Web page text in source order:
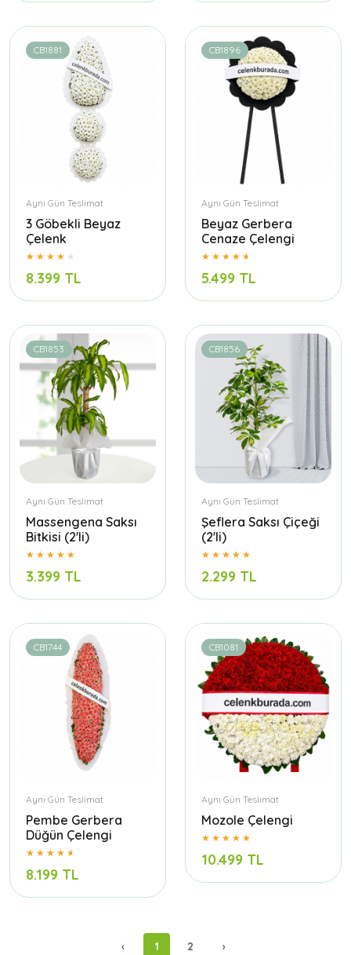
CB1881
Aynı Gün Teslimat
3 Göbekli Beyaz
Çelenk
8.399 TL
CB1896
Aynı Gün Teslimat
Beyaz Gerbera
Cenaze Çelengi
5.499 TL
CB1853
Aynı Gün Teslimat
Massengena Saksı
Bitkisi (2'li)
3.399 TL
CB1856
Aynı Gün Teslimat
Şeflera Saksı Çiçeği
(2'li)
2.299 TL
CB1744
Aynı Gün Teslimat
Pembe Gerbera
Düğün Çelengi
8.199 TL
CB1081
Aynı Gün Teslimat
Mozole Çelengi
10.499 TL
‹ 1 2 ›